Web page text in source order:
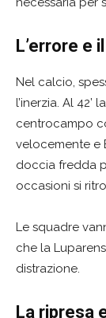
L’errore e
Nel calcio,
l’inerzia. Al
centrocampo
velocemente e
doccia fredda
occasioni si
Le squadre
che la
distrazione.
La ripresa